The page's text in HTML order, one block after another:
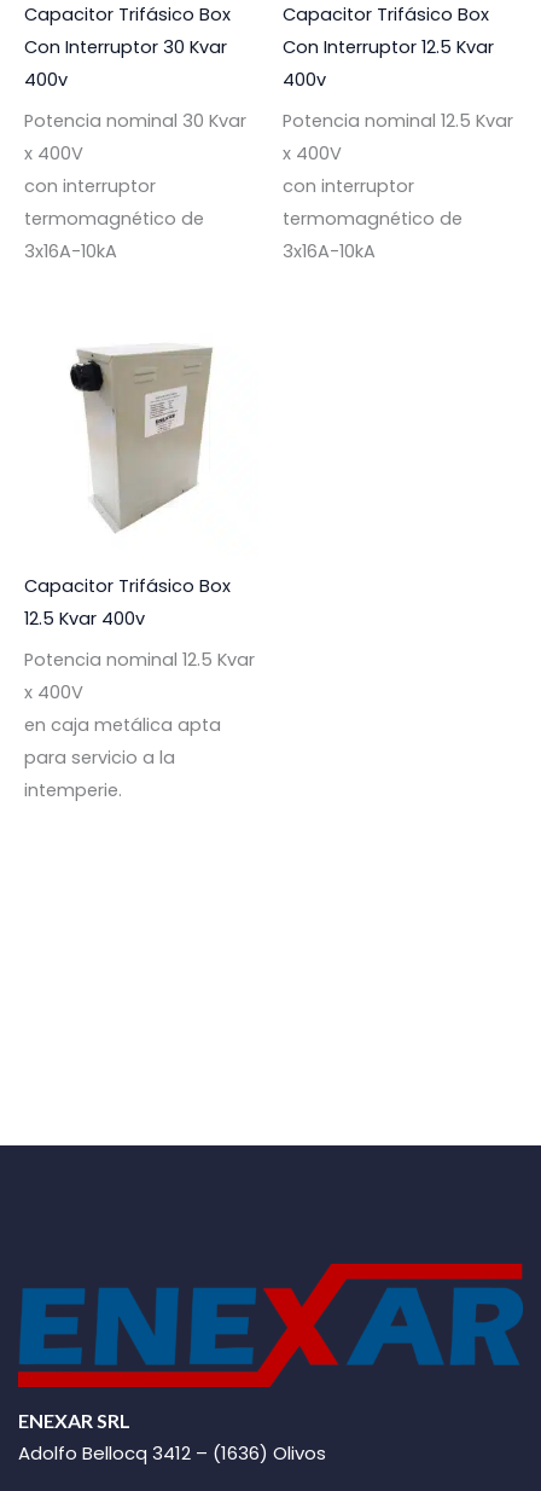
Capacitor Trifásico Box
Con Interruptor 30 Kvar
400v
Potencia nominal 30 Kvar
x 400V
con interruptor
termomagnético de
3x16A-10kA
Capacitor Trifásico Box
Con Interruptor 12.5 Kvar
400v
Potencia nominal 12.5 Kvar
x 400V
con interruptor
termomagnético de
3x16A-10kA
Capacitor Trifásico Box
12.5 Kvar 400v
Potencia nominal 12.5 Kvar
x 400V
en caja metálica apta
para servicio a la
intemperie.
ENEXAR SRL
Adolfo Bellocq 3412 – (1636) Olivos